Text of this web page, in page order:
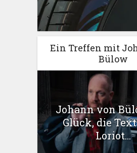
Ein Treffen mit
Bülow
Johann von
Glück, die
Loriot...